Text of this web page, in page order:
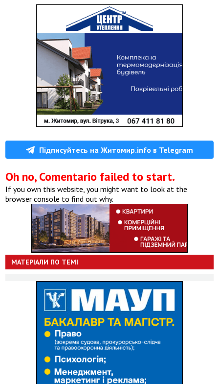
Підписуйтесь на Житомир.info в Telegram
Oh no, Comentario failed to start.
If you own this website, you might want to look at the
browser console to find out why.
МАТЕРІАЛИ ПО ТЕМІ